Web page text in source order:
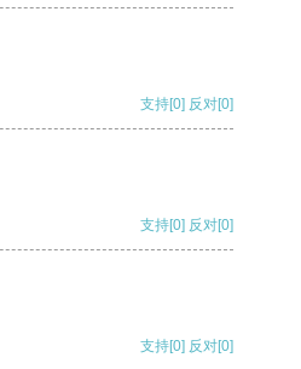
支持[0] 反对[0]
支持[0] 反对[0]
支持[0] 反对[0]